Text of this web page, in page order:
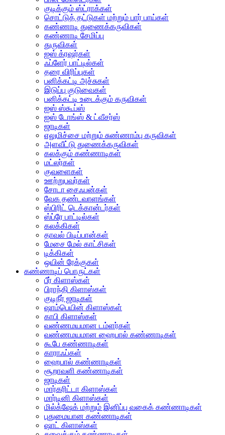
குடிக்கும் ஸ்ட்ராக்கள்
சொட்டுத் தட்டுகள் மற்றும் பார் பாய்கள்
கண்ணாடி துணைக்கருவிகள்
கண்ணாடி சேமிப்பு
துருவிகள்
ஐஸ் க்ரஷர்கள்
ஃப்ளேர் பாட்டில்கள்
தரை விரிப்புகள்
பனிக்கட்டி அச்சுகள்
இடுப்பு குடுவைகள்
பனிக்கட்டி உடைக்கும் கருவிகள்
ஐஸ் ஸ்கூப்ஸ்
ஐஸ் டோங்ஸ் & ட்வீசர்ஸ்
ஜாடிகள்
எலுமிச்சை மற்றும் சுண்ணாம்பு கருவிகள்
அளவீட்டு துணைக்கருவிகள்
கலக்கும் கண்ணாடிகள்
மட்லர்கள்
குவளைகள்
ஊற்றுபவர்கள்
சோடா சைஃபன்கள்
வேக தண்டவாளங்கள்
ஸ்பிரிட் டெக்கான்டர்கள்
ஸ்ப்ரே பாட்டில்கள்
கலக்கிகள்
தாவல் பிடிப்பான்கள்
மேசை மேல் காட்சிகள்
டிக்கிகள்
ஒயின் ரேக்குகள்
கண்ணாடிப் பொருட்கள்
பீர் கிளாஸ்கள்
பிராந்தி கிளாஸ்கள்
குடிநீர் ஜாடிகள்
ஷாம்பெயின் கிளாஸ்கள்
காபி கிளாஸ்கள்
வண்ணமயமான டம்ளர்கள்
வண்ணமயமான ஹைபால் கண்ணாடிகள்
கூபே கண்ணாடிகள்
காராஃப்கள்
ஹைபால் கண்ணாடிகள்
சூறாவளி கண்ணாடிகள்
ஜாடிகள்
மார்கரிட்டா கிளாஸ்கள்
மார்டினி கிளாஸ்கள்
மில்க்‌ஷேக் மற்றும் இனிப்பு வகைக் கண்ணாடிகள்
புதுமையான கண்ணாடிகள்
ஷாட் கிளாஸ்கள்